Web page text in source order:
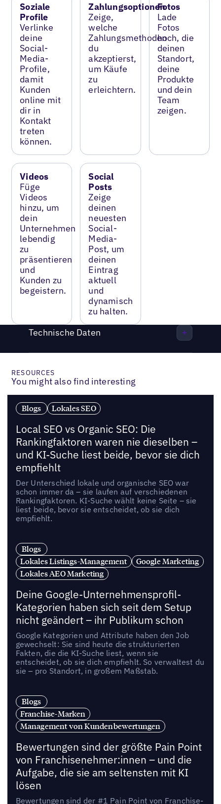
Soziale
Profile
Verlinke
deine
Social-
Media-
Profile,
damit
Kunden
online mit
dir in
Kontakt
treten
können.
Zahlungsoptionen
Zeige,
welche
Zahlungsmethoden
du
akzeptierst,
um Käufe
zu
erleichtern.
Fotos
Lade
Fotos
hoch, die
deinen
Standort,
deine
Produkte
und dein
Team
zeigen.
Videos
Füge
Videos
hinzu, um
dein
Unternehmen
lebendig
zu
präsentieren
und
Kunden zu
begeistern.
Social
Posts
Zeige
deinen
neuesten
Social-
Media-
Post, um
deinen
Eintrag
aktuell
und
dynamisch
zu halten.
Technische Daten
RESOURCES
You might also find interesting
Blogs Lokales SEO
Local SEO vs Organic SEO: Die
Rankingfaktoren waren nie dieselben –
und KI-Suche liest beide, bevor sie dich
empfiehlt
Der Unterschied lokale und organische SEO war
schon immer da – sie laufen auf verschiedenen
Rankingfaktoren. KI-Suche wählt keine Seite – sie
liest beide, bevor sie entscheidet, ob sie dich
empfiehlt.
Blogs
Lokales Listings-Management
Google Marketing
Lokales AEO Marketing
Deine Google-Unternehmensprofil-
Kategorien haben sich seit dem Setup
nicht geändert – ihr Publikum schon
Google Kategorien und Attribute haben den Job
gewechselt: Sie sind heute die strukturierten
Fakten, die die KI-Suche liest, wenn sie
entscheidet, ob sie dich empfiehlt. So verwaltest du
sie – pro Standort, in großem Maßstab.
Blogs
Franchise-Marken
Management von Kundenbewertungen
Bewertungen sind der größte Pain Point
von Franchisenehmer:innen – und die
Aufgabe, die sie am seltensten mit KI
lösen
Bewertungen sind der #1 Pain Point von Franchise-